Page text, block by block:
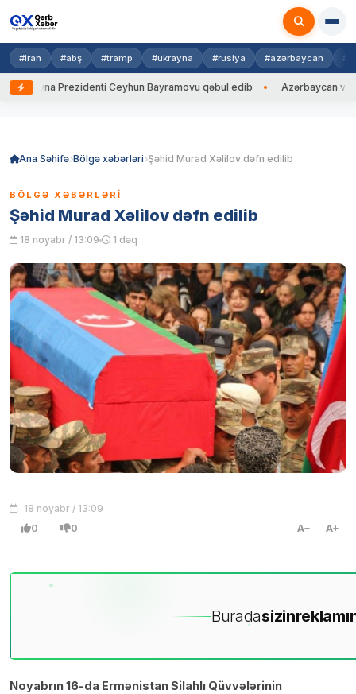
#iran #abş #tramp #ukrayna #rusiya #azərbaycan
Prezidenti Ceyhun Bayramovu qəbul edib Azərbaycan və
Ana Səhifə Bölgə xəbərləri Şəhid Murad Xəlilov dəfn edilib
BÖLGƏ XƏBƏRLƏRI
Şəhid Murad Xəlilov dəfn edilib
18 noyabr / 13:09 1 dəq
18 noyabr / 13:09
0 0 A A
Buradasizin
Noyabrın 16-da Ermənistan Silahlı Qüvvələrinin